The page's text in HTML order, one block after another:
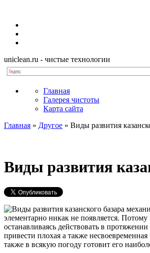
uniclean.ru - чистые технологии
Главная
Галерея чистоты
Карта сайта
Главная » Другое » Виды развития
Виды развития
элементарно никак не появляется.
останавливаясь действовать в
привести плохая а также
также в всякую погоду готовит его